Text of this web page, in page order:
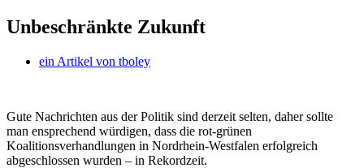
Unbeschränkte Zukunft
ein Artikel von tboley
Gute Nachrichten aus der Politik sind derzeit selten, daher sollte
man ensprechend würdigen, dass die rot-grünen
Koalitionsverhandlungen in Nordrhein-Westfalen erfolgreich
abgeschlossen wurden – in Rekordzeit.